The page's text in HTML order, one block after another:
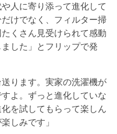
人に寄り添って進化して
けでなく、フィルター掃
くさん見受けられて感動
した」とフリップで発
ります。実家の洗濯機が
よ。ずっと進化していな
を試してもらって楽しん
しみです」